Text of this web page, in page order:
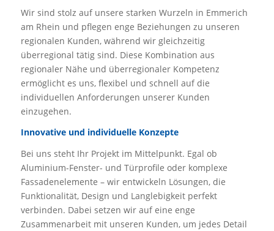
Wir sind stolz auf unsere starken Wurzeln in Emmerich
am Rhein und pflegen enge Beziehungen zu unseren
regionalen Kunden, während wir gleichzeitig
überregional tätig sind. Diese Kombination aus
regionaler Nähe und überregionaler Kompetenz
ermöglicht es uns, flexibel und schnell auf die
individuellen Anforderungen unserer Kunden
einzugehen.
Innovative und individuelle Konzepte
Bei uns steht Ihr Projekt im Mittelpunkt. Egal ob
Aluminium-Fenster- und Türprofile oder komplexe
Fassadenelemente – wir entwickeln Lösungen, die
Funktionalität, Design und Langlebigkeit perfekt
verbinden. Dabei setzen wir auf eine enge
Zusammenarbeit mit unseren Kunden, um jedes Detail